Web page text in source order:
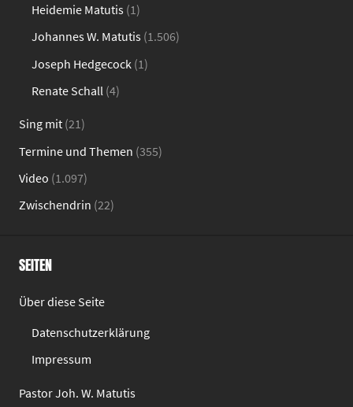
Heidemie Matutis (1)
Johannes W. Matutis (1.506)
Joseph Hedgecock (1)
Renate Schall (4)
Sing mit (21)
Termine und Themen (355)
Video (1.097)
Zwischendrin (22)
SEITEN
Über diese Seite
Datenschutzerklärung
Impressum
Pastor Joh. W. Matutis